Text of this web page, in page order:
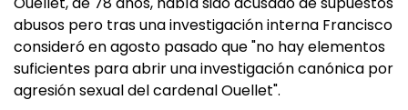
abusos pero tras una investigación interna Francisco
consideró en agosto pasado que "no hay elementos
suficientes para abrir una investigación canónica por
agresión sexual del cardenal Ouellet".